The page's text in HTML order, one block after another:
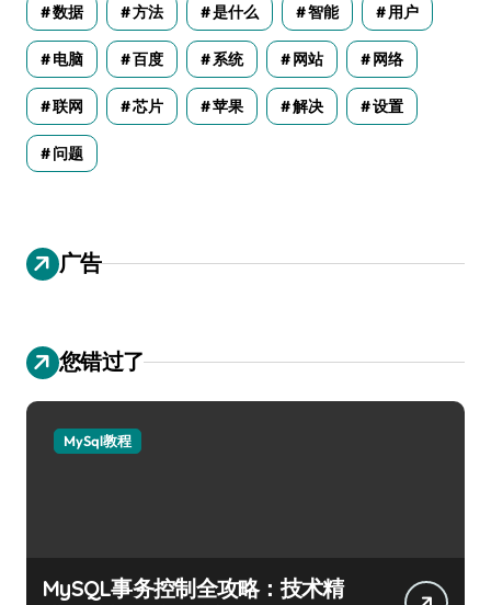
数据 方法 是什么 智能 用户
电脑 百度 系统 网站 网络
联网 芯片 苹果 解决 设置
问题
广告
您错过了
MySql教程
MySQL事务控制全攻略：技术精